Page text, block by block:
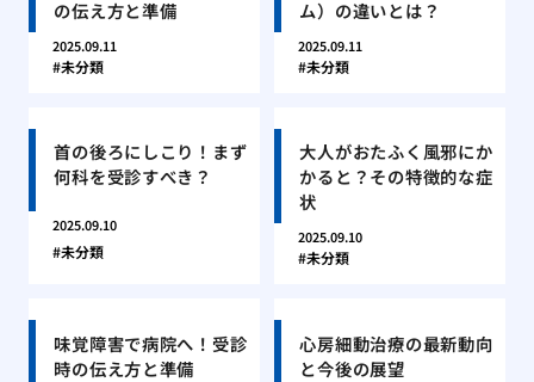
の伝え方と準備
2025.09.11
未分類
ム）の違いとは？
2025.09.11
未分類
首の後ろにしこり！まず
何科を受診すべき？
2025.09.10
未分類
大人がおたふく風邪にか
かると？その特徴的な症
状
2025.09.10
未分類
味覚障害で病院へ！受診
時の伝え方と準備
心房細動治療の最新動向
と今後の展望